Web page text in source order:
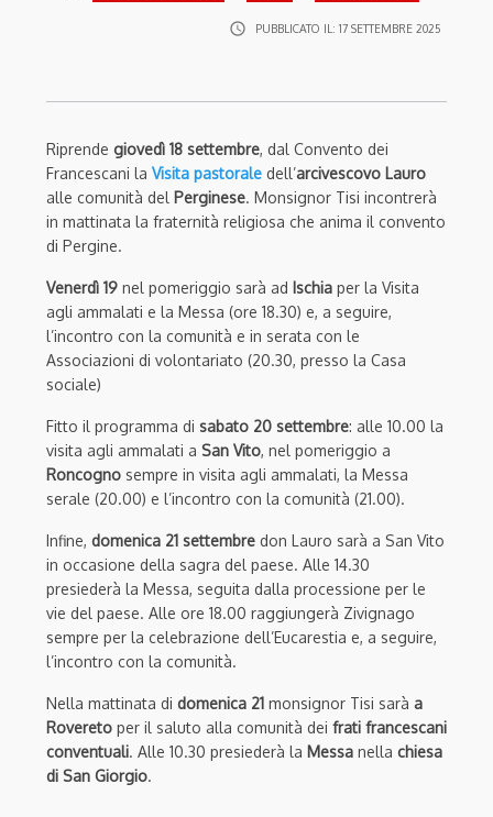
access_time PUBBLICATO IL: 17 SETTEMBRE 2025
Riprende giovedì 18 settembre, dal Convento dei
Francescani la Visita pastorale dell’arcivescovo Lauro
alle comunità del Perginese. Monsignor Tisi incontrerà
in mattinata la fraternità religiosa che anima il convento
di Pergine.
Venerdì 19 nel pomeriggio sarà ad Ischia per la Visita
agli ammalati e la Messa (ore 18.30) e, a seguire,
l’incontro con la comunità e in serata con le
Associazioni di volontariato (20.30, presso la Casa
sociale)
Fitto il programma di sabato 20 settembre: alle 10.00 la
visita agli ammalati a San Vito, nel pomeriggio a
Roncogno sempre in visita agli ammalati, la Messa
serale (20.00) e l’incontro con la comunità (21.00).
Infine, domenica 21 settembre don Lauro sarà a San Vito
in occasione della sagra del paese. Alle 14.30
presiederà la Messa, seguita dalla processione per le
vie del paese. Alle ore 18.00 raggiungerà Zivignago
sempre per la celebrazione dell’Eucarestia e, a seguire,
l’incontro con la comunità.
Nella mattinata di domenica 21 monsignor Tisi sarà a
Rovereto per il saluto alla comunità dei frati francescani
conventuali. Alle 10.30 presiederà la Messa nella chiesa
di San Giorgio.